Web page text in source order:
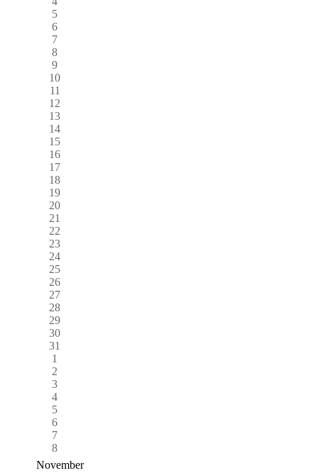
5
6
7
8
9
10
11
12
13
14
15
16
17
18
19
20
21
22
23
24
25
26
27
28
29
30
31
1
2
3
4
5
6
7
8
November